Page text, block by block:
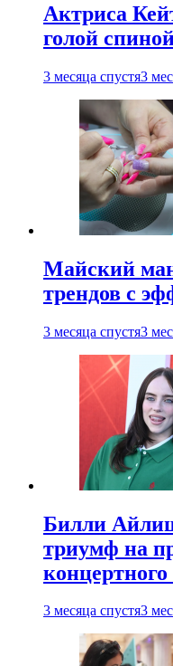
Актриса
голой
3 месяца спустя3
Майский
трендов с
3 месяца спустя3
Билли
триумф на
3 месяца спустя3